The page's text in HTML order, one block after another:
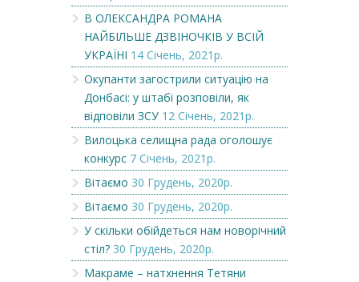
В ОЛЕКСАНДРА РОМАНА
НАЙБІЛЬШЕ ДЗВІНОЧКІВ У ВСІЙ
УКРАЇНІ 14 Січень, 2021р.
Окупанти загострили ситуацію на
Донбасі: у штабі розповіли, як
відповіли ЗСУ 12 Січень, 2021р.
Вилоцька селищна рада оголошує
конкурс 7 Січень, 2021р.
Вітаємо 30 Грудень, 2020р.
Вітаємо 30 Грудень, 2020р.
У скільки обійдеться нам новорічний
стіл? 30 Грудень, 2020р.
Макраме – натхнення Тетяни